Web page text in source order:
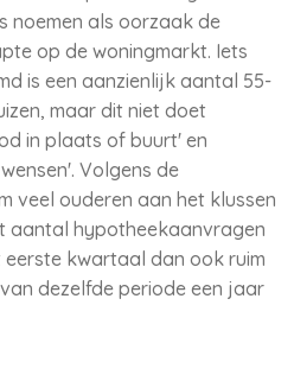
noemen als oorzaak de
op de woningmarkt. Iets
is een aanzienlijk aantal 55-
maar dit niet doet
in plaats of buurt' en
Volgens de
veel ouderen aan het klussen
aantal hypotheekaanvragen
eerste kwartaal dan ook ruim
dezelfde periode een jaar